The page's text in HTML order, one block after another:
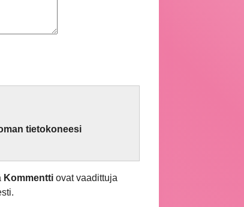
tietokoneesi
Kommentti ovat vaadittuja